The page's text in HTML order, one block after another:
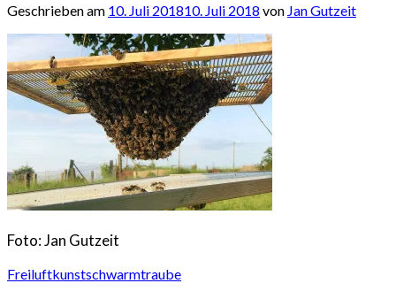
Geschrieben am 10. Juli 201810. Juli 2018 von Jan Gutzeit
Foto: Jan Gutzeit
Beitragsnavigation
Freiluftkunstschwarmtraube